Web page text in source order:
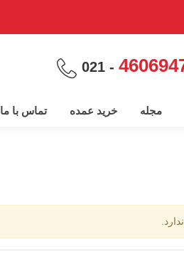
- 021
مجله خرید عمده تماس با ما